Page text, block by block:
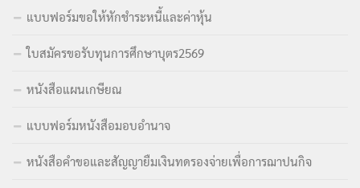
แบบฟอร์มขอให้หักชำระหนี้และค่าหุ้น
ใบสมัครขอรับทุนการศึกษาบุตร2569
หนังสือแผนเกษียณ
แบบฟอร์มหนังสือมอบอำนาจ
หนังสือคำขอและสัญญายืมเงินทดรองจ่ายเพื่อการฌาปนกิจ